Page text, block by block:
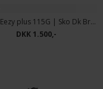
Lloyd - Eezy plus 115G | Sko Dk Brown
DKK 1.500,-